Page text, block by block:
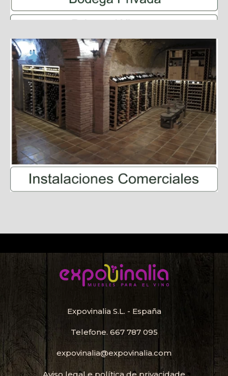
Expovinalia S.L. - España
Telefone. 667 787 095
expovinalia@expovinalia.com